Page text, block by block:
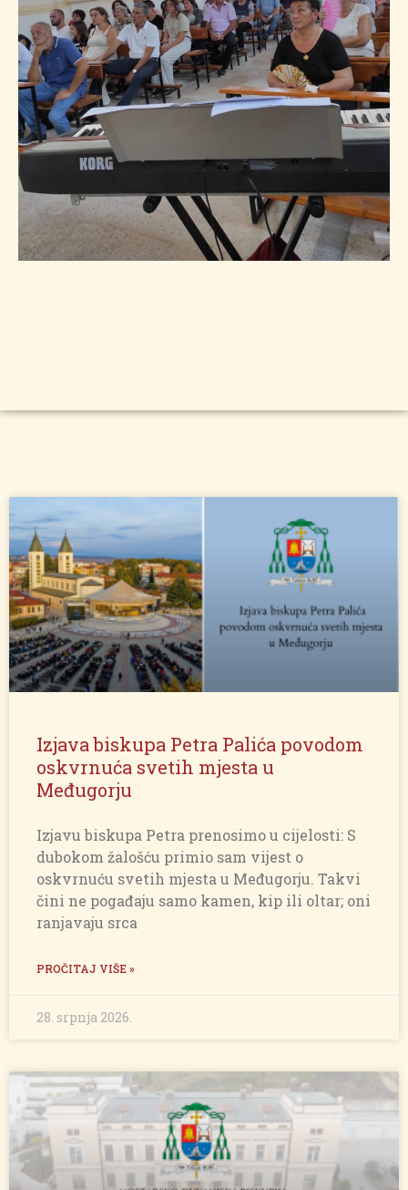
Izjava biskupa Petra Palića povodom
oskvrnuća svetih mjesta u
Međugorju
Izjavu biskupa Petra prenosimo u cijelosti: S
dubokom žalošću primio sam vijest o
oskvrnuću svetih mjesta u Međugorju. Takvi
čini ne pogađaju samo kamen, kip ili oltar; oni
ranjavaju srca
PROČITAJ VIŠE »
28. srpnja 2026.